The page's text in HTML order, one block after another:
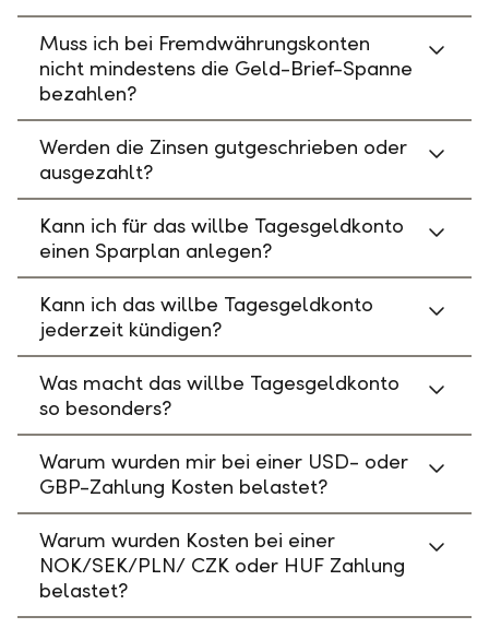
Muss ich bei Fremdwährungskonten
nicht mindestens die Geld-Brief-Spanne
bezahlen?
Werden die Zinsen gutgeschrieben oder
ausgezahlt?
Kann ich für das willbe Tagesgeldkonto
einen Sparplan anlegen?
Kann ich das willbe Tagesgeldkonto
jederzeit kündigen?
Was macht das willbe Tagesgeldkonto
so besonders?
Warum wurden mir bei einer USD- oder
GBP-Zahlung Kosten belastet?
Warum wurden Kosten bei einer
NOK/SEK/PLN/ CZK oder HUF Zahlung
belastet?